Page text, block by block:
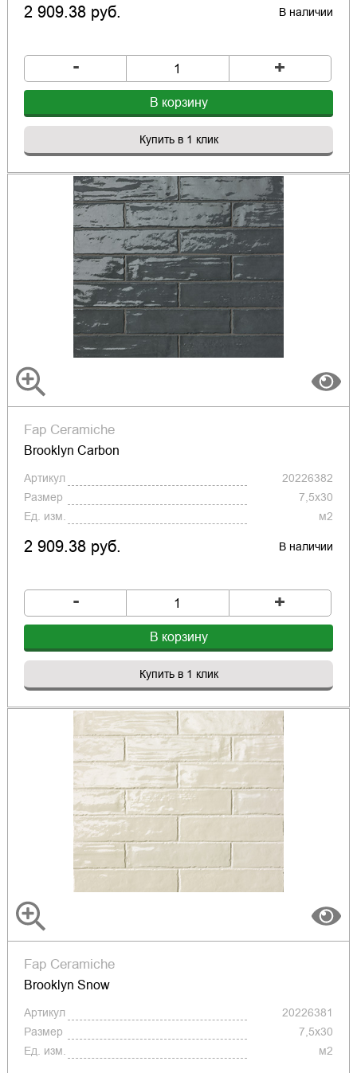
2 909.38 руб. В наличии
- +
В корзину
Купить в 1 клик
Fap Ceramiche
Brooklyn Carbon
Артикул
20226382
Размер
7,5x30
Ед. изм.
м2
2 909.38 руб. В наличии
- +
В корзину
Купить в 1 клик
Fap Ceramiche
Brooklyn Snow
Артикул
20226381
Размер
7,5x30
Ед. изм.
м2